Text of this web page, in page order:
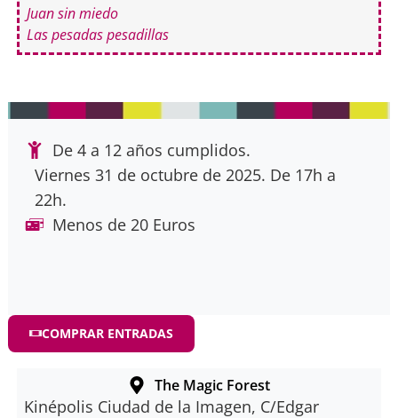
Juan sin miedo
Las pesadas pesadillas
De 4 a 12 años cumplidos.
Viernes 31 de octubre de 2025. De 17h a
22h.
Menos de 20 Euros
COMPRAR ENTRADAS
The Magic Forest
Kinépolis Ciudad de la Imagen, C/Edgar